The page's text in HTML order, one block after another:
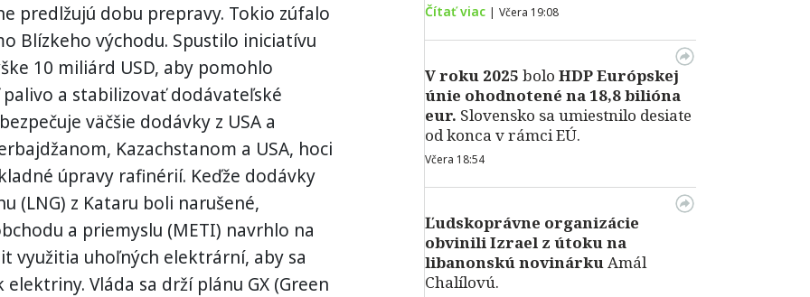
predlžujú dobu prepravy. Tokio zúfalo
Blízkeho východu. Spustilo iniciatívu
10 miliárd USD, aby pomohlo
a stabilizovať dodávateľské
väčšie dodávky z USA a
Kazachstanom a USA, hoci
úpravy rafinérií. Keďže dodávky
(LNG) z Kataru boli narušené,
a priemyslu (METI) navrhlo na
využitia uhoľných elektrární, aby sa
Vláda sa drží plánu GX (Green
Čítať viac | Včera 19:08
V roku 2025 bolo HDPEurópskej
únie ohodnotené na 18,8 bilióna
eur. Slovensko sa umiestnilo desiate
od konca v rámci EÚ.
Včera 18:54
Ľudskoprávne organizácie
obvinili Izrael z útoku na
libanonskú novinárkuAmál
Chalílovú.